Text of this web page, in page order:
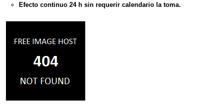
Efecto continuo 24 h sin requerir calendario la toma.